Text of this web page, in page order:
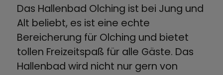
Freizeittipps
Fahrrad fahren
Schwimmen
Das Hallenbad Olching ist bei Jung und
Alt beliebt, es ist eine echte
Bereicherung für Olching und bietet
tollen Freizeitspaß für alle Gäste. Das
Hallenbad wird nicht nur gern von